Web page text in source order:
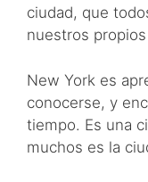
ciudad, que
nuestros
New York es
conocerse, y
tiempo. Es una
muchos es la